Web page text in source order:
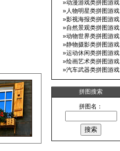
»动漫游戏类拼图游戏
»人物明星类拼图游戏
»影视海报类拼图游戏
»自然景观类拼图游戏
»动物世界类拼图游戏
»静物摄影类拼图游戏
»运动休闲类拼图游戏
»绘画艺术类拼图游戏
»汽车武器类拼图游戏
拼图搜索
拼图名：